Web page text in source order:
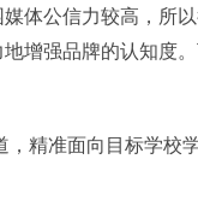
体公信力较高，所
增强品牌的认知度
精准面向目标学校